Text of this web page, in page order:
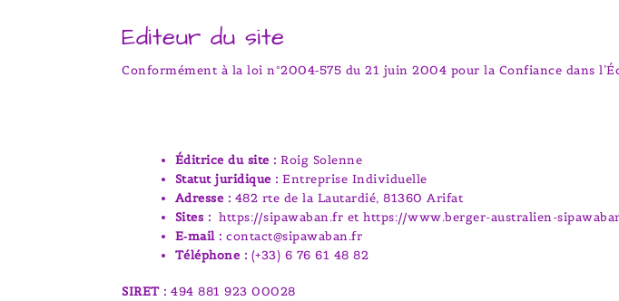
Editeur du site
Conformément à la loi n°2004‑575 du 21 juin 2004 pour la Confiance dans
Éditrice du site : Roig Solenne
Statut juridique : Entreprise Individuelle
Adresse : 482 rte de la Lautardié, 81360 Arifat
Sites : https://sipawaban.fr et https://www.berger-australien-
E‑mail : contact@sipawaban.fr
Téléphone : (+33) 6 76 61 48 82
SIRET : 494 881 923 00028